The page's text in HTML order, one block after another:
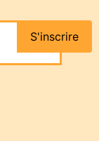
S'inscrire